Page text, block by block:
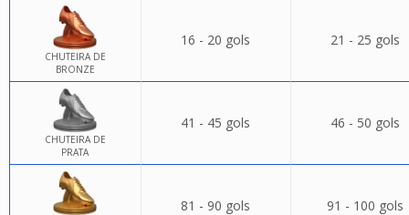
CHUTEIRA DE
BRONZE
16 - 20 gols 21 - 25 gols
CHUTEIRA DE
PRATA
41 - 45 gols 46 - 50 gols
81 - 90 gols 91 - 100 gols